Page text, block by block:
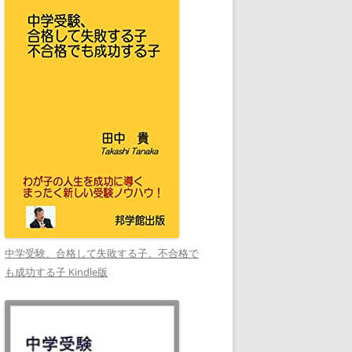
中学受験、合格して失敗する子、不合格で
も成功する子 Kindle版